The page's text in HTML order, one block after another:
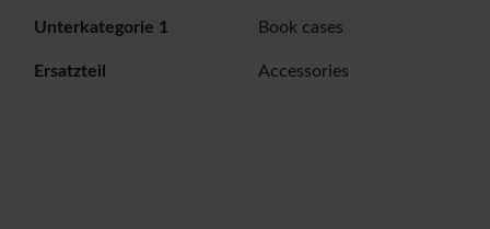
Unterkategorie 1 Book cases
Ersatzteil Accessories